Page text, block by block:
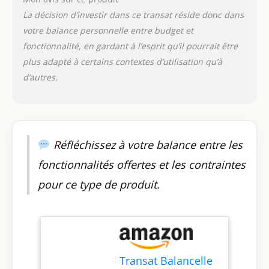
(18°, 21°, 23°, 25° ou
31°). Il vous permet de
trouver l'amplitude de
balancement que votre
bébé préfère, ce qui en
déverrouiller ou
balançoire. Il existe
également 3 réglages
de minuterie (8, 15 ou
durée du balancement.
【Confortable et sûr】
Ce fauteuil à bascule
pour bébé est doté d'un
La décision d’investir dans ce transat réside donc dans
votre balance personnelle entre budget et
fonctionnalité, en gardant à l’esprit qu’il pourrait être
plus adapté à certains contextes d’utilisation qu’à
d’autres.
Réfléchissez à votre balance entre les
fonctionnalités offertes et les contraintes
pour ce type de produit.
Transat Balancelle